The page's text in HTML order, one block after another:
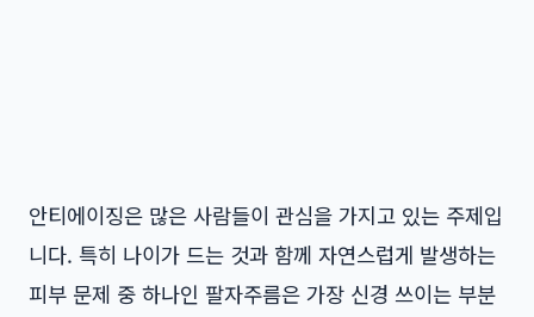
안티에이징은 많은 사람들이 관심을 가지고 있는 주제입
니다. 특히 나이가 드는 것과 함께 자연스럽게 발생하는
피부 문제 중 하나인 팔자주름은 가장 신경 쓰이는 부분